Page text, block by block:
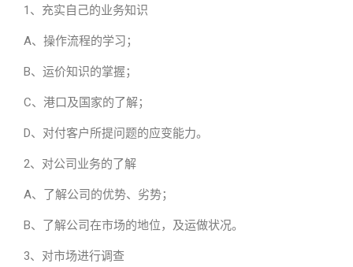
1、充实自己的业务知识
A、操作流程的学习；
B、运价知识的掌握；
C、港口及国家的了解；
D、对付客户所提问题的应变能力。
2、对公司业务的了解
A、了解公司的优势、劣势；
B、了解公司在市场的地位，及运做状况。
3、对市场进行调查